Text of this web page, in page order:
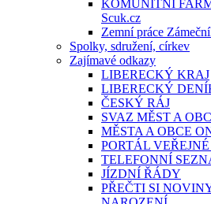
KOMUNITNÍ
Scuk.cz
Zemní práce
Spolky, sdružení, církev
Zajímavé odkazy
LIBERECKÝ KRAJ
LIBERECKÝ
ČESKÝ RÁJ
SVAZ MĚST A
MĚSTA A OBCE
PORTÁL
TELEFONNÍ
JÍZDNÍ ŘÁDY
PŘEČTI SI